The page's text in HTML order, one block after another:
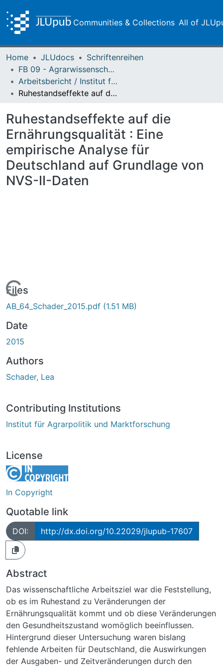
Communities & Collections All of
Home JLUdocs
Schriftenreihen
FB 09 - Agrarwissenschaften, Ökotrophologie und Umweltmanagement
Arbeitsbericht / Institut für Agrarpolitik und Marktforschung
Ruhestandseffekte auf die Ernährungsqualität : Eine empirische Analyse für Deutschland auf Grundlage von NVS-II-Daten
Ruhestandseffekte auf die
Ernährungsqualität : Eine
empirische Analyse für
Deutschland auf Grundlage von
NVS-II-Daten
Loading...
Files
AB_64_Schader_2015.pdf (1.51 MB)
Date
2015
Authors
Schader, Lea
Contributing Institutions
Institut für Agrarpolitik und Marktforschung
License
In Copyright
Quotable link
DOI: http://dx.doi.org/10.22029/jlupub-17607
Abstract
Das wissenschaftliche Arbeitsziel war die Feststellung,
ob es im Ruhestand zu Veränderungen der
Ernährungsqualität kommt und ob diese Veränderungen
den Gesundheitszustand womöglich beeinflussen.
Hintergrund dieser Untersuchung waren bislang
fehlende Arbeiten für Deutschland, die Auswirkungen
der Ausgaben- und Zeitveränderungen durch den